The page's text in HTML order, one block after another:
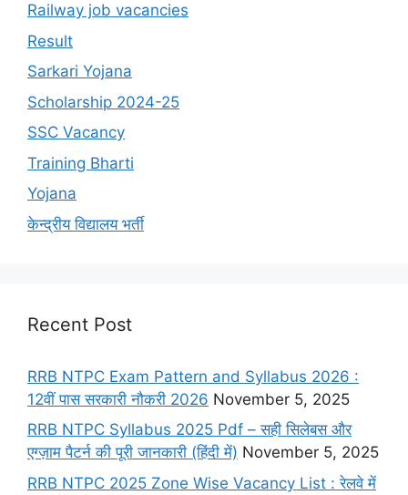
Railway job vacancies
Result
Sarkari Yojana
Scholarship 2024-25
SSC Vacancy
Training Bharti
Yojana
केन्द्रीय विद्यालय भर्ती
Recent Post
RRB NTPC Exam Pattern and Syllabus 2026 :
12वीं पास सरकारी नौकरी 2026 November 5, 2025
RRB NTPC Syllabus 2025 Pdf – सही सिलेबस और
एग्ज़ाम पैटर्न की पूरी जानकारी (हिंदी में) November 5, 2025
RRB NTPC 2025 Zone Wise Vacancy List : रेलवे में